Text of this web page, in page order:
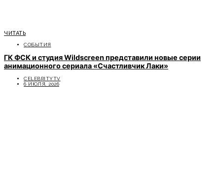
ЧИТАТЬ
СОБЫТИЯ
ГК ФСК и студия Wildscreen представили новые серии
анимационного сериала «Счастливчик Лаки»
CELEBRITYTV
6 ИЮЛЯ, 2026